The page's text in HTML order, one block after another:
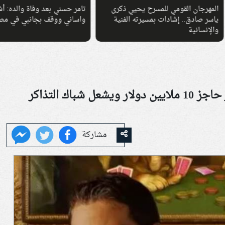
القومي للمسرح يحيي ذكرى
صادق.. إشادات بمسيرته الفنية
تامر حسني بعد وفاة والده: أشكر
واساني ووقف بجانبي في مصابي
في 6 أيام فقط.. سفن دوجز يكسر حاجز 10 ملايين دولار ويشعل شباك التذاكر
مشاركة